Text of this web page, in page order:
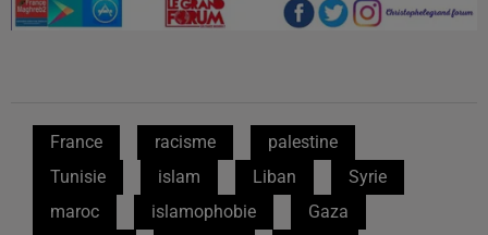
France racisme
palestine
Tunisie
islam Liban
Syrie
maroc
islamophobie
Gaza